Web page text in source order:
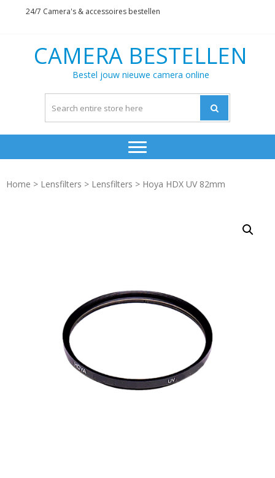
24/7 Camera's & accessoires bestellen
CAMERA BESTELLEN
Bestel jouw nieuwe camera online
Home > Lensfilters > Lensfilters > Hoya HDX UV 82mm